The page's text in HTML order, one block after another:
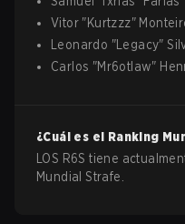
Vitor "Kurtzzz"
Leonardo " Legacy"
Carlos "Mr6otlaw"
¿Cuál es el Ranking
LOS R6S tiene
Mundial Strafe.